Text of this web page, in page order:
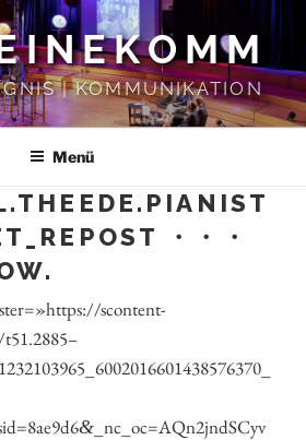
| KOMMUNIKATION
Menü
・・・
scontent-
–
& _nc_oc=AQn2jndSCyv